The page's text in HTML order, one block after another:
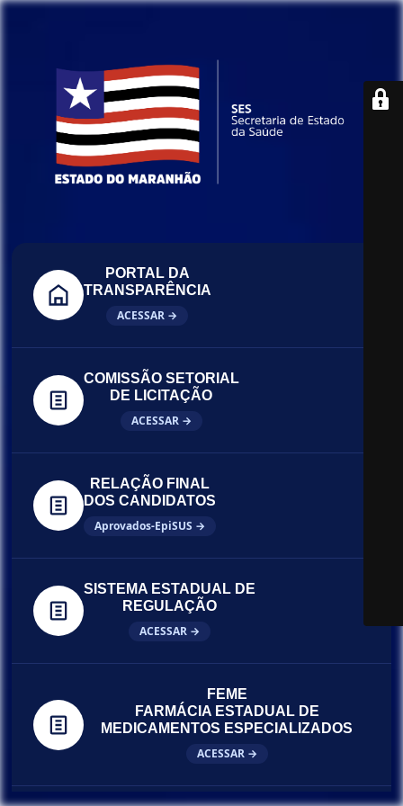
PORTAL DA
TRANSPARÊNCIA
ACESSAR →
COMISSÃO SETORIAL
DE LICITAÇÃO
ACESSAR →
RELAÇÃO FINAL
DOS CANDIDATOS
Aprovados-EpiSUS →
SISTEMA ESTADUAL DE
REGULAÇÃO
ACESSAR →
FEME
FARMÁCIA ESTADUAL DE
MEDICAMENTOS ESPECIALIZADOS
ACESSAR →